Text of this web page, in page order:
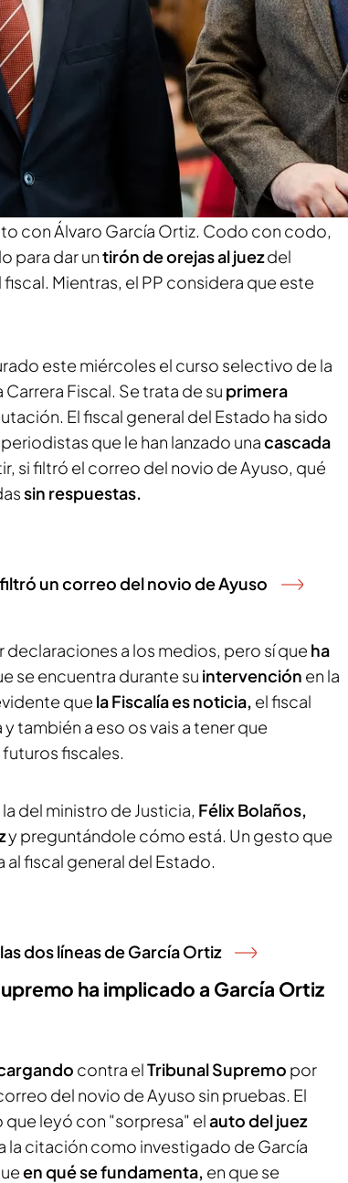
sin fisuras al fiscal general del Estado, tras
filtrar un correo del abogado del
informa Diego Arce y Susana
ha sido el encargado de escenificar este
con Álvaro García Ortiz. Codo con codo,
para dar untirón de orejas al juezdel
Mientras, el PP considera que este
este miércoles el curso selectivo de la
Fiscal. Se trata de su primera
El fiscal general del Estado ha sido
que le han lanzado unacascada
si filtró el correo del novio de Ayuso, qué
sin respuestas.
un correo del novio de Ayuso
declaraciones a los medios, pero sí que ha
se encuentra durante su intervención en la
que la Fiscalía es noticia, el fiscal
también a eso os vais a tener que
fiscales.
del ministro de Justicia, Félix Bolaños,
y preguntándole cómo está. Un gesto que
fiscal general del Estado.
dos líneas de García Ortiz
ha implicado a García Ortiz
contra elTribunal Supremo por
del novio de Ayuso sin pruebas. El
que leyó con "sorpresa" elauto del juez
la citación como investigado de García
en qué se fundamenta, en que se